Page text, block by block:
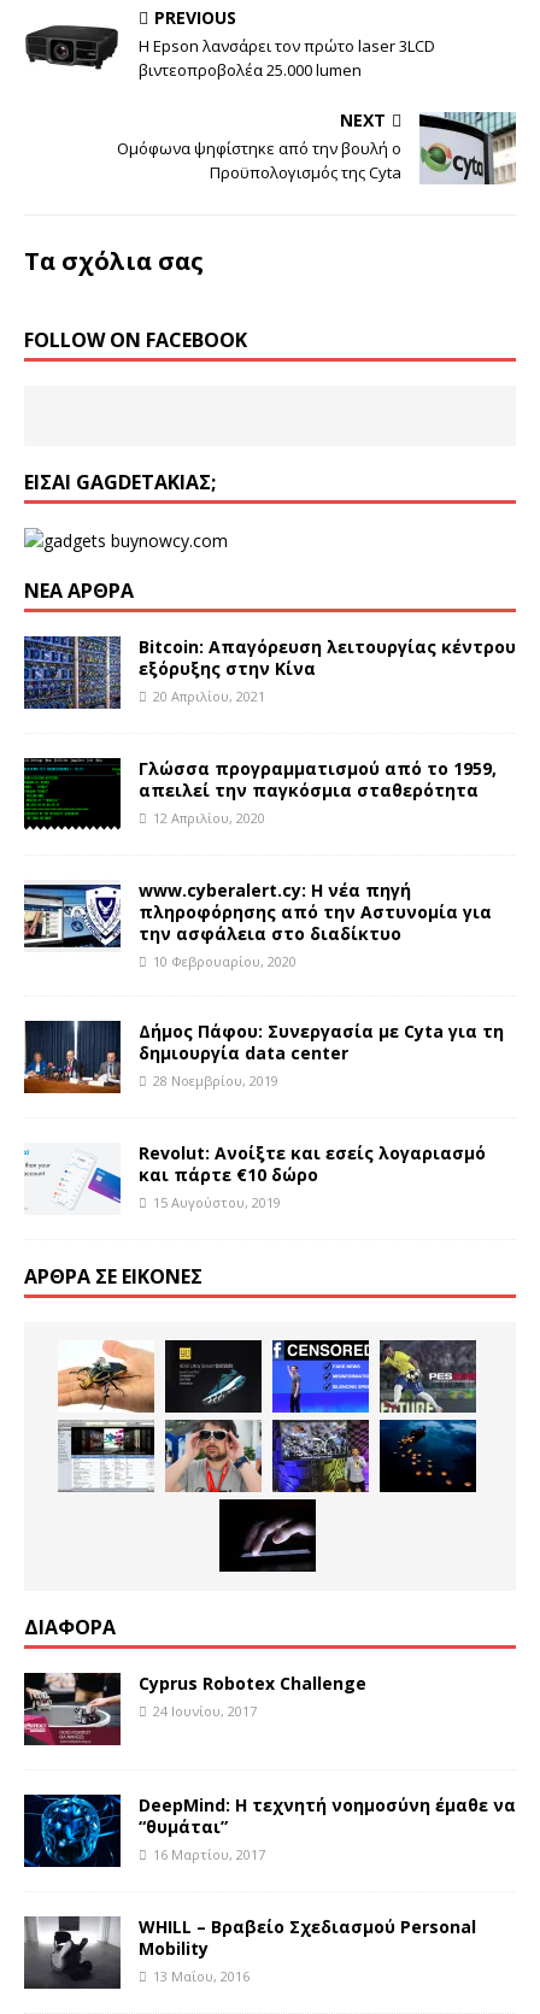
PREVIOUS
Η Epson λανσάρει τον πρώτο laser 3LCD
βιντεοπροβολέα 25.000 lumen
NEXT
Ομόφωνα ψηφίστηκε από την βουλή ο
Προϋπολογισμός της Cyta
Τα σχόλια σας
FOLLOW ON FACEBOOK
ΕΊΣΑΙ GAGDETΆΚΙΑΣ;
ΝΈΑ ΆΡΘΡΑ
Bitcoin: Απαγόρευση λειτουργίας κέντρου
εξόρυξης στην Κίνα
20 Απριλίου, 2021
Γλώσσα προγραμματισμού από το 1959,
απειλεί την παγκόσμια σταθερότητα
12 Απριλίου, 2020
www.cyberalert.cy: Η νέα πηγή
πληροφόρησης από την Αστυνομία για
την ασφάλεια στο διαδίκτυο
10 Φεβρουαρίου, 2020
Δήμος Πάφου: Συνεργασία με Cyta για τη
δημιουργία data center
28 Νοεμβρίου, 2019
Revolut: Ανοίξτε και εσείς λογαριασμό
και πάρτε €10 δώρο
15 Αυγούστου, 2019
ΆΡΘΡΑ ΣΕ ΕΙΚΌΝΕΣ
ΔΙΑΦΟΡΑ
Cyprus Robotex Challenge
24 Ιουνίου, 2017
DeepMind: Η τεχνητή νοημοσύνη έμαθε να
“θυμάται”
16 Μαρτίου, 2017
WHILL – Βραβείο Σχεδιασμού Personal
Mobility
13 Μαΐου, 2016